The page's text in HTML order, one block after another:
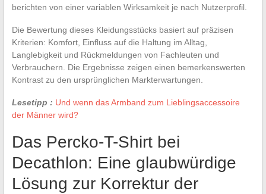
berichten von einer variablen Wirksamkeit je nach Nutzerprofil.
Die Bewertung dieses Kleidungsstücks basiert auf präzisen
Kriterien: Komfort, Einfluss auf die Haltung im Alltag,
Langlebigkeit und Rückmeldungen von Fachleuten und
Verbrauchern. Die Ergebnisse zeigen einen bemerkenswerten
Kontrast zu den ursprünglichen Markterwartungen.
Lesetipp : Und wenn das Armband zum Lieblingsaccessoire
der Männer wird?
Das Percko-T-Shirt bei
Decathlon: Eine glaubwürdige
Lösung zur Korrektur der